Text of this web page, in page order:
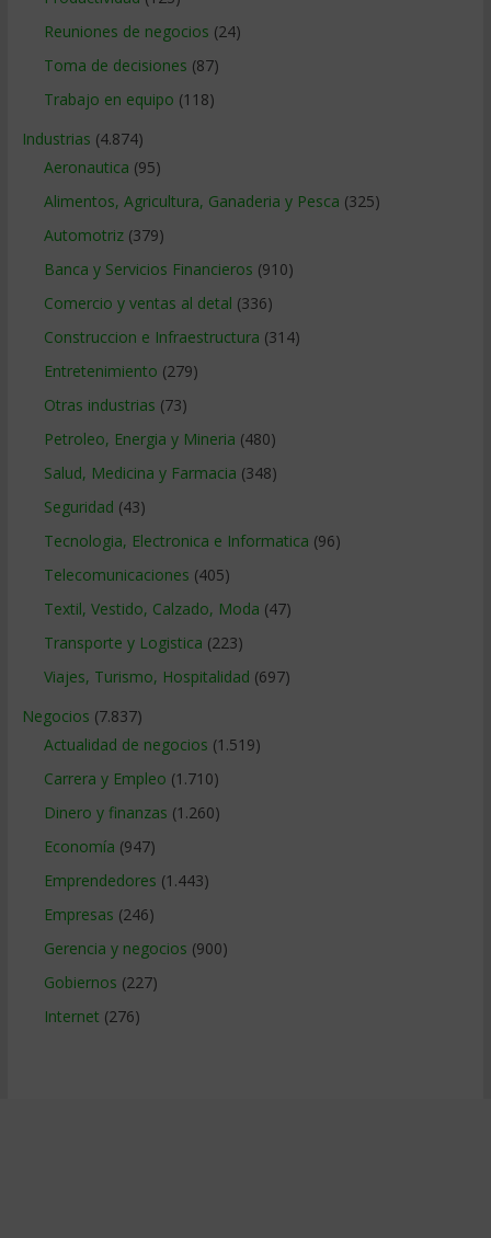
Reuniones de negocios (24)
Toma de decisiones (87)
Trabajo en equipo (118)
Industrias (4.874)
Aeronautica (95)
Alimentos, Agricultura, Ganaderia y Pesca (325)
Automotriz(379)
Banca y Servicios Financieros (910)
Comercio y ventas al detal (336)
Construccion e Infraestructura (314)
Entretenimiento (279)
Otras industrias (73)
Petroleo, Energia y Mineria (480)
Salud, Medicina y Farmacia (348)
Seguridad (43)
Tecnologia, Electronica e Informatica (96)
Telecomunicaciones (405)
Textil, Vestido, Calzado, Moda (47)
Transporte y Logistica (223)
Viajes, Turismo, Hospitalidad (697)
Negocios (7.837)
Actualidad de negocios (1.519)
Carrera y Empleo (1.710)
Dinero y finanzas (1.260)
Economía (947)
Emprendedores (1.443)
Empresas (246)
Gerencia y negocios (900)
Gobiernos (227)
Internet (276)